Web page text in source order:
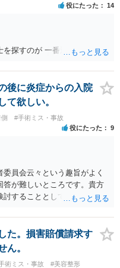
役にたった 14
を探すのが 一番近道だね。
後に炎症からの入院
て欲しい。
#手術ミス・事故
役にたった 9
員会云々という趣旨がよく
答が難しいところです。貴方
することとしては、クリニ
す。それらを踏まえてクリ
、クリニックに対して具体的
。
た。損害賠償請求す
ん。
術ミス・事故
#美容整形